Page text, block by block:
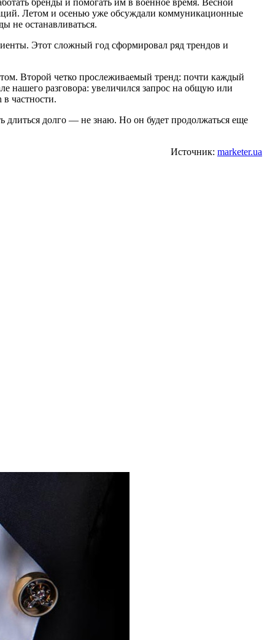
бренды и помогать им в военное время. Весной
Летом и осенью уже обсуждали коммуникационные
не останавливаться.
Этот сложный год сформировал ряд трендов и
Второй четко прослеживаемый тренд: почти каждый
нашего разговора: увеличился запрос на общую или
частности.
длиться долго — не знаю. Но он будет продолжаться еще
Источник: marketer.ua